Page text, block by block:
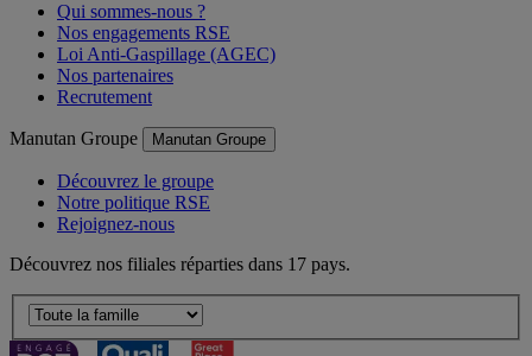
Qui sommes-nous ?
Nos engagements RSE
Loi Anti-Gaspillage (AGEC)
Nos partenaires
Recrutement
Manutan Groupe Manutan Groupe
Découvrez le groupe
Notre politique RSE
Rejoignez-nous
Découvrez nos filiales réparties dans 17 pays.